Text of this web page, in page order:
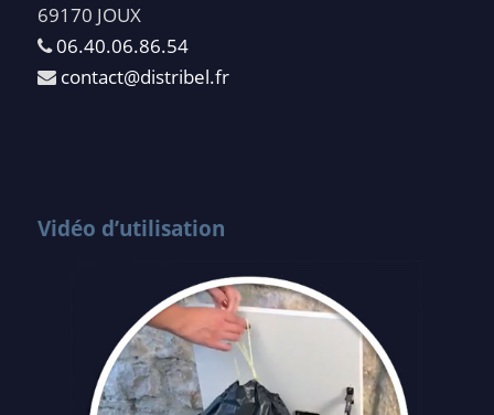
69170 JOUX
06.40.06.86.54
contact@distribel.fr
Vidéo d’utilisation